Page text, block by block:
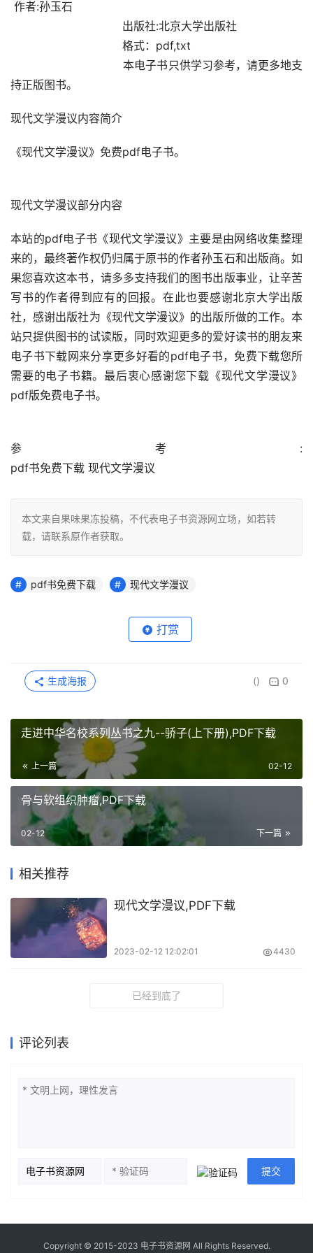
作者:孙玉石
                                出版社:北京大学出版社
                                格式：pdf,txt
                                本电子书只供学习参考，请更多地支
持正版图书。
《现代文学漫议》免费pdf电子书。
本站的pdf电子书《现代文学漫议》主要是由网络收集整理
来的，最终著作权仍归属于原书的作者孙玉石和出版商。如
果您喜欢这本书，请多多支持我们的图书出版事业，让辛苦
写书的作者得到应有的回报。在此也要感谢北京大学出版
社，感谢出版社为《现代文学漫议》的出版所做的工作。本
站只提供图书的试读版，同时欢迎更多的爱好读书的朋友来
电子书下载网来分享更多好看的pdf电子书，免费下载您所
需要的电子书籍。最后衷心感谢您下载《现代文学漫议》
pdf版免费电子书。
参考:
pdf书免费下载 现代文学漫议
本文来自果味果冻投稿，不代表电子书资源网立场，如若转
载，请联系原作者获取。
pdf书免费下载 现代文学漫议
打赏
() 0
生成海报
走进中华名校系列丛书之九--骄子(上下册),PDF下载
上一篇 02-12
骨与软组织肿瘤,PDF下载
下一篇
02-12
相关推荐
现代文学漫议,PDF下载
2023-02-12 12:02:01 4430
已经到底了
评论列表
Copyright © 2015-2023 电子书资源网 All Rights Reserved.